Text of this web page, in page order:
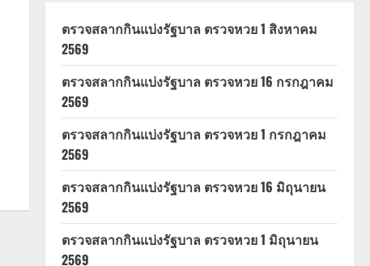
ตรวจสลากกินแบ่งรัฐบาล ตรวจหวย 1 สิงหาคม
2569
ตรวจสลากกินแบ่งรัฐบาล ตรวจหวย 16 กรกฎาคม
2569
ตรวจสลากกินแบ่งรัฐบาล ตรวจหวย 1 กรกฎาคม
2569
ตรวจสลากกินแบ่งรัฐบาล ตรวจหวย 16 มิถุนายน
2569
ตรวจสลากกินแบ่งรัฐบาล ตรวจหวย 1 มิถุนายน
2569